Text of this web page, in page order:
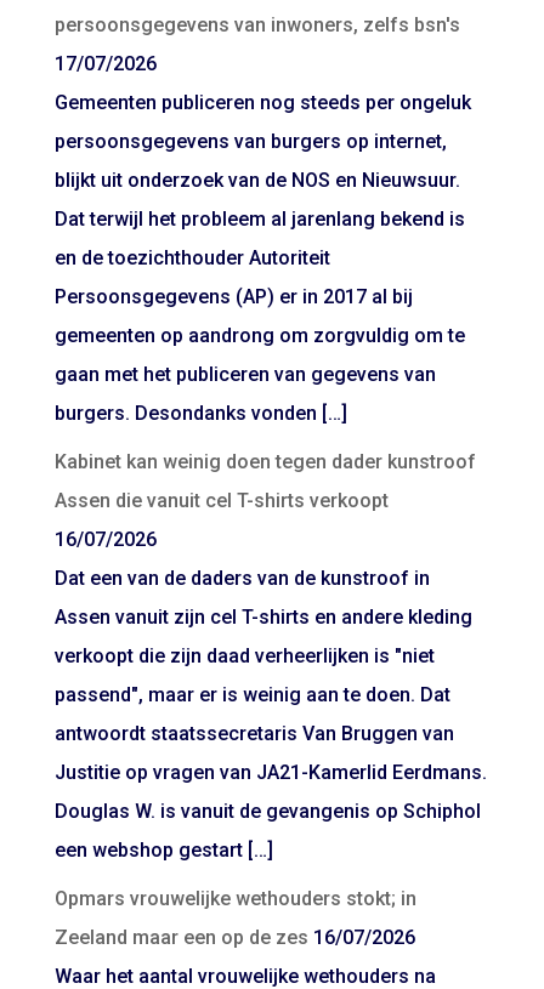
persoonsgegevens van inwoners, zelfs bsn's
17/07/2026
Gemeenten publiceren nog steeds per ongeluk
persoonsgegevens van burgers op internet,
blijkt uit onderzoek van de NOS en Nieuwsuur.
Dat terwijl het probleem al jarenlang bekend is
en de toezichthouder Autoriteit
Persoonsgegevens (AP) er in 2017 al bij
gemeenten op aandrong om zorgvuldig om te
gaan met het publiceren van gegevens van
burgers. Desondanks vonden […]
Kabinet kan weinig doen tegen dader kunstroof
Assen die vanuit cel T-shirts verkoopt
16/07/2026
Dat een van de daders van de kunstroof in
Assen vanuit zijn cel T-shirts en andere kleding
verkoopt die zijn daad verheerlijken is "niet
passend", maar er is weinig aan te doen. Dat
antwoordt staatssecretaris Van Bruggen van
Justitie op vragen van JA21-Kamerlid Eerdmans.
Douglas W. is vanuit de gevangenis op Schiphol
een webshop gestart […]
Opmars vrouwelijke wethouders stokt; in
Zeeland maar een op de zes 16/07/2026
Waar het aantal vrouwelijke wethouders na